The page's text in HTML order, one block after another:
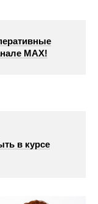
МАХ!
в курсе